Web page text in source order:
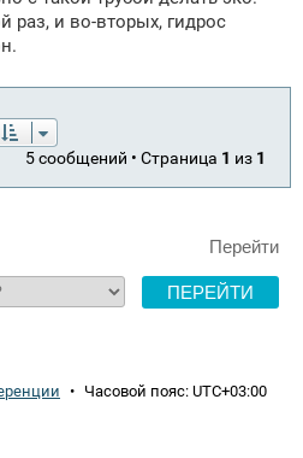
раз, и во-вторых, гидрос
5 сообщений • Страница 1 из 1
Перейти
• Часовой пояс: UTC+03:00